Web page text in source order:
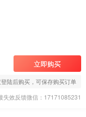
立即购买
陆后购买，可保存购买订单
失效反馈微信：17171085231